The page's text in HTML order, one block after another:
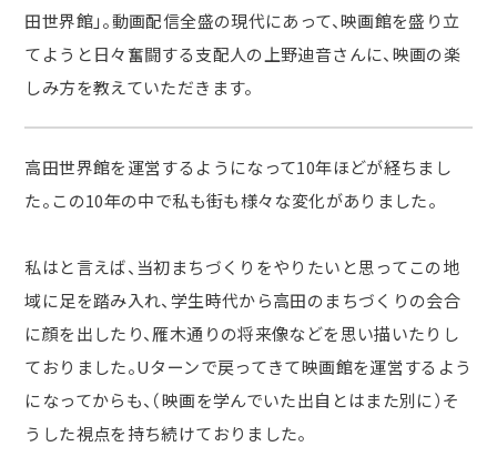
田世界館」。動画配信全盛の現代にあって、映画館を盛り立
てようと日々奮闘する支配人の上野迪音さんに、映画の楽
しみ方を教えていただきます。
高田世界館を運営するようになって10年ほどが経ちまし
た。この10年の中で私も街も様々な変化がありました。
私はと言えば、当初まちづくりをやりたいと思ってこの地
域に足を踏み入れ、学生時代から高田のまちづくりの会合
に顔を出したり、雁木通りの将来像などを思い描いたりし
ておりました。Uターンで戻ってきて映画館を運営するよう
になってからも、（映画を学んでいた出自とはまた別に）そ
うした視点を持ち続けておりました。